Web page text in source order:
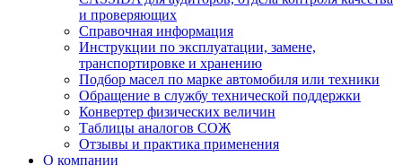
и проверяющих
Справочная информация
Инструкции по эксплуатации, замене,
транспортировке и хранению
Подбор масел по марке автомобиля или техники
Обращение в службу технической поддержки
Конвертер физических величин
Таблицы аналогов СОЖ
Отзывы и практика применения
О компании